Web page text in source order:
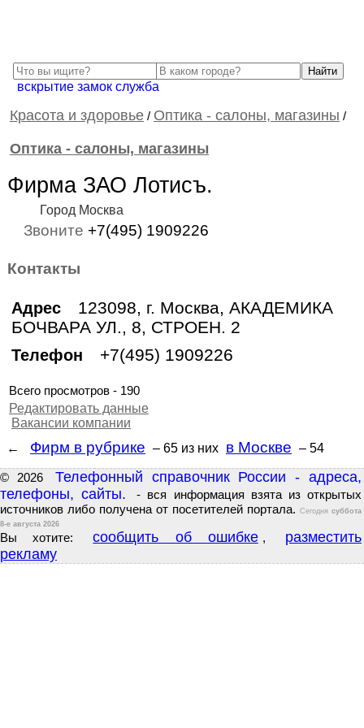
вскрытие замок служба
Красота и здоровье / Оптика - салоны, магазины /
Оптика - салоны, магазины
Фирма ЗАО Лотисъ.
Город Москва
Звоните +7(495) 1909226
Контакты
Адрес
123098, г. Москва, АКАДЕМИКА
БОЧВАРА УЛ., 8, СТРОЕН. 2
Телефон +7(495) 1909226
Всего просмотров - 190
Редактировать данные
Вакансии компании
←
Фирм в рубрике – 65 из них в Москве – 54
© 2026
Телефонный справочник России - адреса,
телефоны, сайты.
- вся информация взята из открытых
источников либо получена от посетителей портала. Сегодня суббота
8-е августа 2026
Вы хотите: сообщить об ошибке ,
разместить
рекламу